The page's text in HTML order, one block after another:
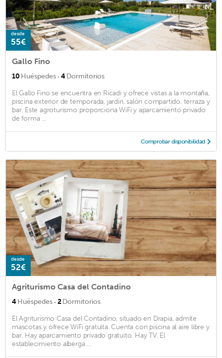
desde
55€
Gallo Fino
10 Huéspedes · 4Dormitorios
El Gallo Fino se encuentra en Ricadi y ofrece vistas a la montaña,
piscina exterior de temporada, jardín, salón compartido, terraza y
bar. Este agroturismo proporciona WiFi y aparcamiento privado
de forma ...
Comprobar disponibilidad
desde
52€
Agriturismo Casa del Contadino
4Huéspedes · 2Dormitorios
El Agriturismo Casa del Contadino, situado en Drapia, admite
mascotas y ofrece WiFi gratuita. Cuenta con piscina al aire libre y
bar. Hay aparcamiento privado gratuito. Hay TV. El
establecimiento alberga ...